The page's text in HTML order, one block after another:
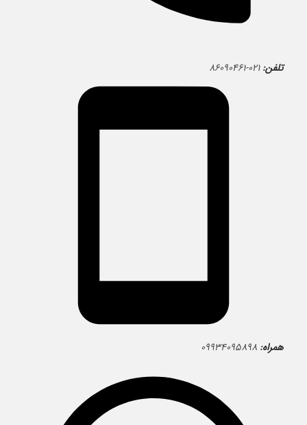
تلفن: ۰۲۱-۸۶۰۹۰۴۶۱
همراه: ۰۹۹۳۴۰۹۵۸۹۸